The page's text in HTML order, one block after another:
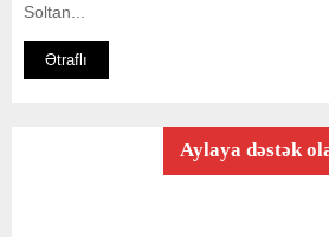
Soltan...
Ətraflı
Aylaya dəstək